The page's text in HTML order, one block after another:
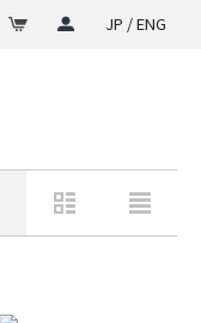
JP / ENG